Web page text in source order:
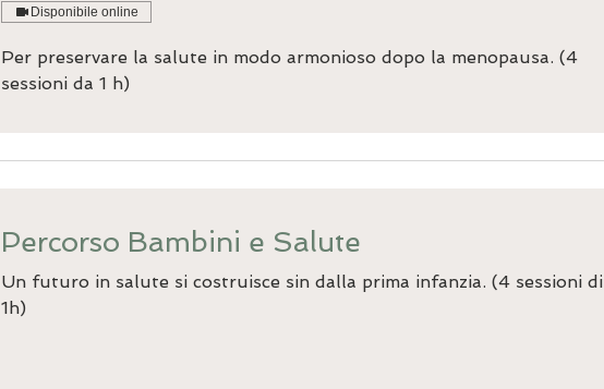
Disponibile online
Per preservare la salute in modo armonioso dopo la menopausa. (4
sessioni da 1 h)
Percorso Bambini e Salute
Un futuro in salute si costruisce sin dalla prima infanzia. (4 sessioni di
1h)